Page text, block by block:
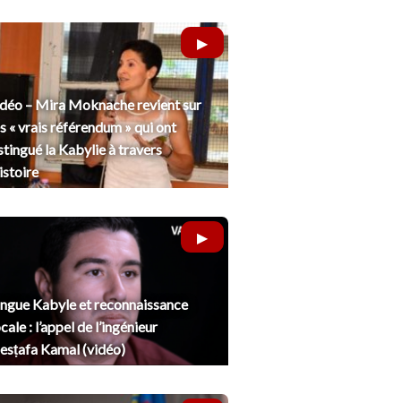
– Mira Moknache revient sur
« vrais référendum » qui ont
la Kabylie à travers
Kabyle et reconnaissance
: l’appel de l’ingénieur
Kamal (vidéo)